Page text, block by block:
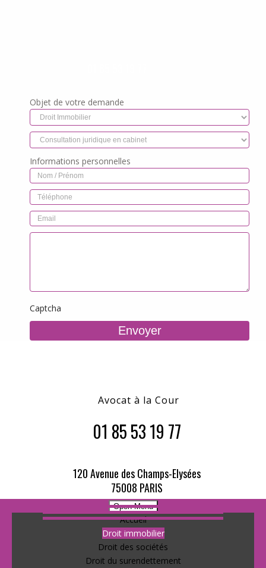
Objet de votre demande
Informations personnelles
Captcha
Avocat à la Cour
01 85 53 19 77
120 Avenue des Champs-Elysées
75008 PARIS
Open Menu
Accueil
Droit immobilier
Droit des sociétés
Droit du surendettement